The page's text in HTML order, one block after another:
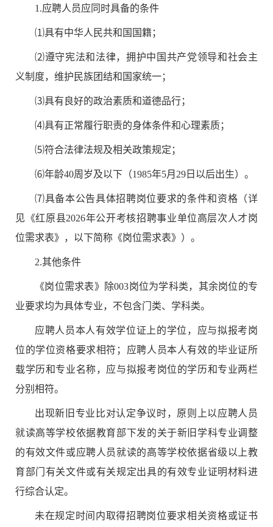
1.应聘人员应同时具备的条件
⑴具有中华人民共和国国籍；
⑵遵守宪法和法律，拥护中国共产党领导和社会主
义制度，维护民族团结和国家统一；
⑶具有良好的政治素质和道德品行；
⑷具有正常履行职责的身体条件和心理素质；
⑸符合法律法规及相关政策规定；
⑹年龄40周岁及以下 （1985年5月 29 日以后出生）。
⑺具备本公告具体招聘岗位要求的条件和资格（详
见《红原县2026年公开考核招聘事业单位高层次人才岗
位需求表》 ， 以下简称《岗位需求表》 ）。
2.其他条件
《岗位需求表》 除003岗位为学科类，其余岗位的专
业要求均为具体专业，不包含门类、学科类。
应聘人员本人有效学位证上的学位，应与拟报考岗
位的学位资格要求相符；应聘人员本人有效的毕业证所
载学历和专业名称，应与拟报考岗位的学历和专业两栏
分别相符。
出现新旧专业比对认定争议时，原则上以应聘人员
就读高等学校依据教育部下发的关于新旧学科专业调整
的有效文件或应聘人员就读的高等学校依据省级以上教
育部门有关文件或有关规定出具的有效专业证明材料进
行综合认定。
未在规定时间内取得招聘岗位要求相关资格或证书